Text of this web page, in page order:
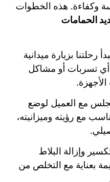
وكفاءة. هذه الخطوات
الحمامات
رحلتنا بزيارة ميدانية
تسربات أو مشاكل
مع العميل لوضع
مع رؤيته وميزانيته،
وإزالة البلاط
بعناية مع التخلص من